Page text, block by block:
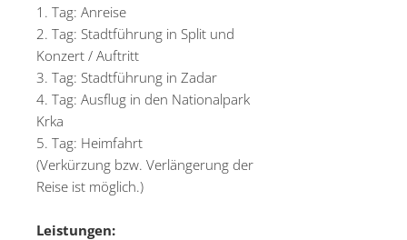
1. Tag: Anreise
2. Tag: Stadtführung in Split und
Konzert / Auftritt
3. Tag: Stadtführung in Zadar
4. Tag: Ausflug in den Nationalpark
Krka
5. Tag: Heimfahrt
(Verkürzung bzw. Verlängerung der
Reise ist möglich.)
Leistungen: